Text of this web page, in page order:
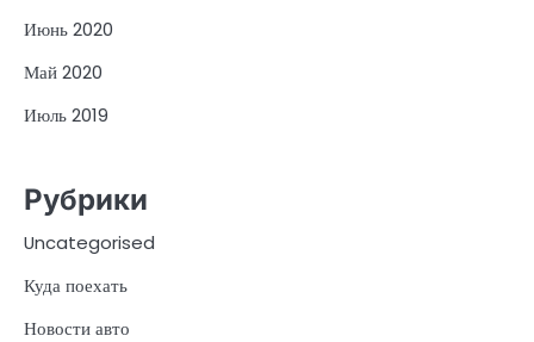
Июнь 2020
Май 2020
Июль 2019
Рубрики
Uncategorised
Куда поехать
Новости авто